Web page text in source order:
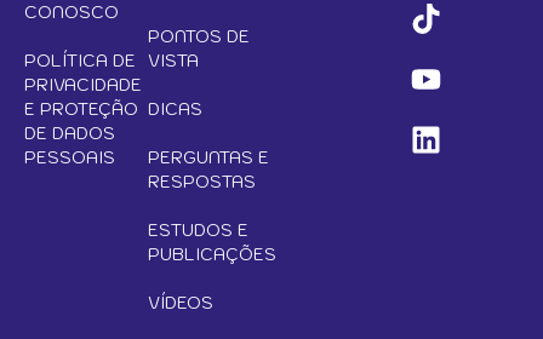
CONOSCO
POLÍTICA DE
PRIVACIDADE
E PROTEÇÃO
DE DADOS
PESSOAIS
PONTOS DE
VISTA
DICAS
PERGUNTAS E
RESPOSTAS
ESTUDOS E
PUBLICAÇÕES
VÍDEOS